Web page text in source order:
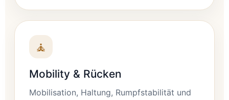
🧘
Mobility & Rücken
Mobilisation, Haltung, Rumpfstabilität und